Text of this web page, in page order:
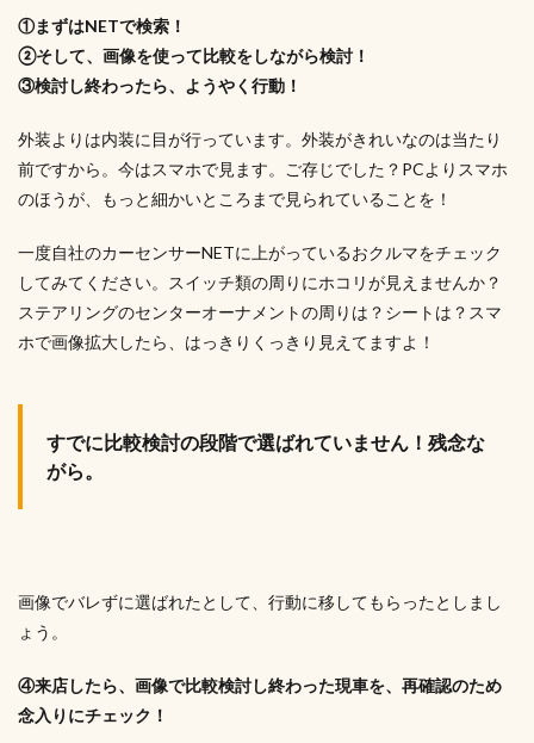
①まずはNETで検索！
②そして、画像を使って比較をしながら検討！
③検討し終わったら、ようやく行動！
外装よりは内装に目が行っています。外装がきれいなのは当たり
前ですから。今はスマホで見ます。ご存じでした？PCよりスマホ
のほうが、もっと細かいところまで見られていることを！
一度自社のカーセンサーNETに上がっているおクルマをチェック
してみてください。スイッチ類の周りにホコリが見えませんか？
ステアリングのセンターオーナメントの周りは？シートは？スマ
ホで画像拡大したら、はっきりくっきり見えてますよ！
すでに比較検討の段階で選ばれていません！ 残念な
がら。
画像でバレずに選ばれたとして、行動に移してもらったとしまし
ょう。
④来店したら、画像で比較検討し終わった現車を、再確認のため
念入りにチェック！